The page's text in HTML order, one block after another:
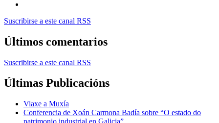
Suscribirse a este canal RSS
Últimos comentarios
Suscribirse a este canal RSS
Últimas Publicacións
Viaxe a Muxía
Conferencia de Xoán Carmona Badía sobre “O estado do